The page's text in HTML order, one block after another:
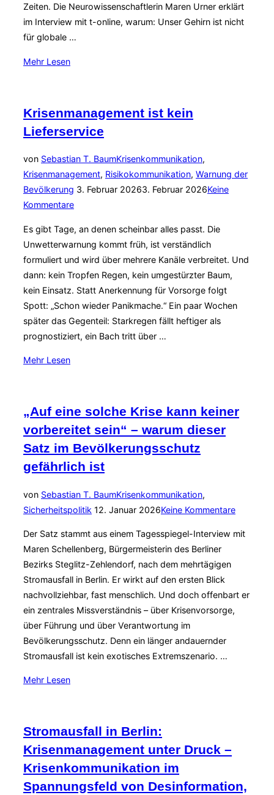
Zeiten. Die Neurowissenschaftlerin Maren Urner erklärt
im Interview mit t-online, warum: Unser Gehirn ist nicht
für globale …
Mehr über
Wut
und
die
Krisenkommunikation“
Lesen
Krisenmanagement ist kein
Lieferservice
von Sebastian T. BaumKrisenkommunikation,
Krisenmanagement, Risikokommunikation, Warnung der
Bevölkerung Veröffentlicht
am
3. Februar 20263. Februar 2026Keine
Kommentare
Es gibt Tage, an denen scheinbar alles passt. Die
Unwetterwarnung kommt früh, ist verständlich
formuliert und wird über mehrere Kanäle verbreitet. Und
dann: kein Tropfen Regen, kein umgestürzter Baum,
kein Einsatz. Statt Anerkennung für Vorsorge folgt
Spott: „Schon wieder Panikmache.“ Ein paar Wochen
später das Gegenteil: Starkregen fällt heftiger als
prognostiziert, ein Bach tritt über …
Mehr über
kein
Lieferservice“
Lesen
„Auf eine solche Krise kann keiner
vorbereitet sein“ – warum dieser
Satz im Bevölkerungsschutz
gefährlich ist
von Sebastian T. BaumKrisenkommunikation,
Sicherheitspolitik Veröffentlicht
12. Januar 2026Keine Kommentare
Der Satz stammt aus einem Tagesspiegel-Interview mit
Maren Schellenberg, Bürgermeisterin des Berliner
Bezirks Steglitz-Zehlendorf, nach dem mehrtägigen
Stromausfall in Berlin. Er wirkt auf den ersten Blick
nachvollziehbar, fast menschlich. Und doch offenbart er
ein zentrales Missverständnis – über Krisenvorsorge,
über Führung und über Verantwortung im
Bevölkerungsschutz. Denn ein länger andauernder
Stromausfall ist kein exotisches Extremszenario. …
Mehr über
Krise
kann
keiner
vorbereitet
Lesen
Stromausfall in Berlin:
Krisenmanagement unter Druck –
Krisenkommunikation im
Spannungsfeld von Desinformation,